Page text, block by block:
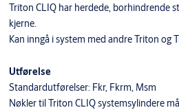
Triton CLIQ har herdede, borhindrende
kjerne.
Kan inngå i system med andre Triton og
Utførelse
Standardutførelser: Fkr, Fkrm, Msm
Nøkler til Triton CLIQ systemsylindere